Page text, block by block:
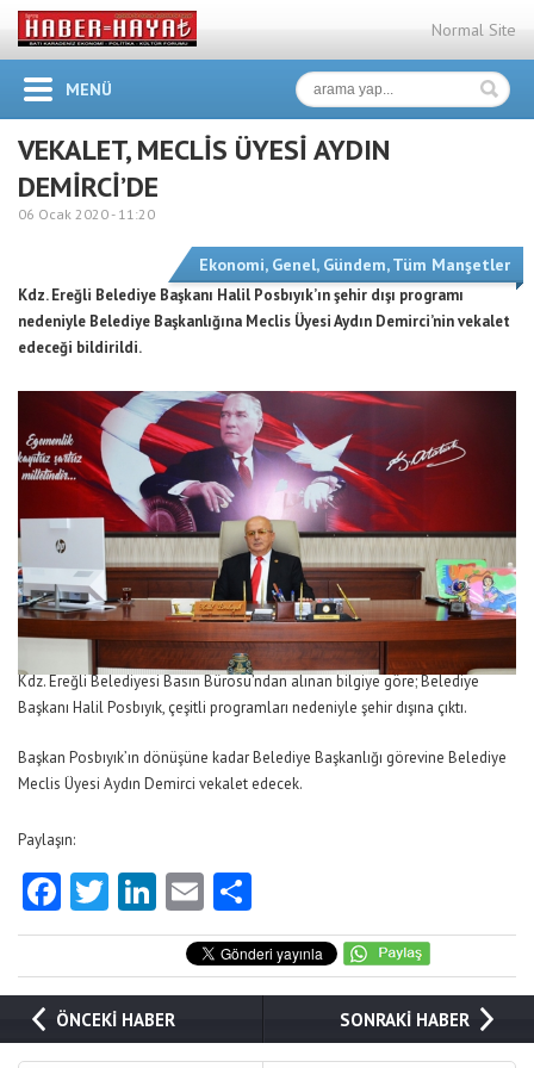
Normal Site
MENÜ
VEKALET, MECLİS ÜYESİ AYDIN
DEMİRCİ’DE
06 Ocak 2020 - 11:20
Ekonomi, Genel, Gündem,Tüm Manşetler
Kdz. Ereğli Belediye Başkanı Halil Posbıyık’ın şehir dışı programı
nedeniyle Belediye Başkanlığına Meclis Üyesi Aydın Demirci’nin vekalet
edeceği bildirildi.
Kdz. Ereğli Belediyesi Basın Bürosu’ndan alınan bilgiye göre; Belediye
Başkanı Halil Posbıyık, çeşitli programları nedeniyle şehir dışına çıktı.
Başkan Posbıyık’ın dönüşüne kadar Belediye Başkanlığı görevine Belediye
Meclis Üyesi Aydın Demirci vekalet edecek.
Paylaşın:
Facebook
Twitter
LinkedIn
Email
ÖNCEKİ HABER SONRAKİ HABER